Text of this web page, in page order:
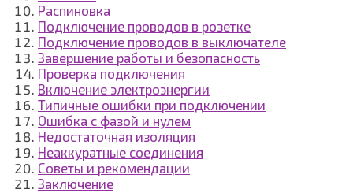
Распиновка
Подключение проводов в розетке
Подключение проводов в выключателе
Завершение работы и безопасность
Проверка подключения
Включение электроэнергии
Типичные ошибки при подключении
Ошибка с фазой и нулем
Недостаточная изоляция
Неаккуратные соединения
Советы и рекомендации
Заключение